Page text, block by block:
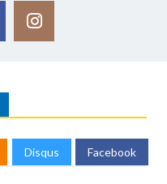
Disqus Facebook